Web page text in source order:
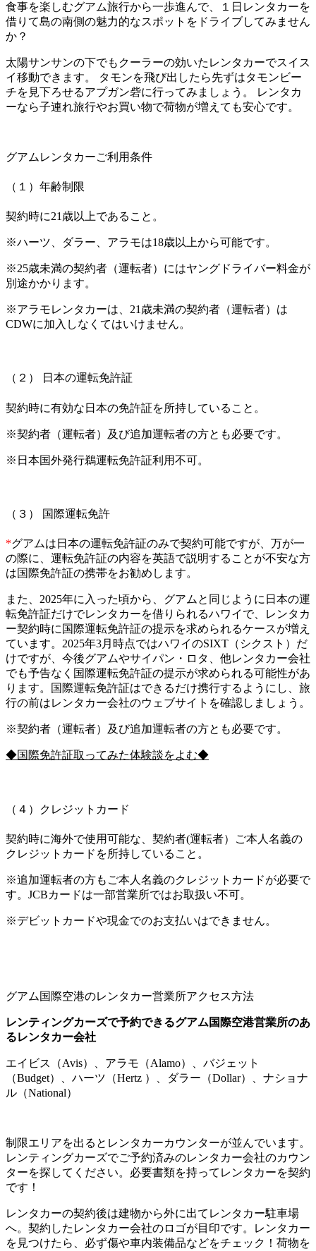
食事を楽しむグアム旅行から一歩進んで、１日レンタカーを
借りて島の南側の魅力的なスポットをドライブしてみません
か？
太陽サンサンの下でもクーラーの効いたレンタカーでスイス
イ移動できます。 タモンを飛び出したら先ずはタモンビー
チを見下ろせるアプガン砦に行ってみましょう。 レンタカ
ーなら子連れ旅行やお買い物で荷物が増えても安心です。
グアムレンタカーご利用条件
（１）年齢制限
契約時に21歳以上であること。
※ハーツ、ダラー、アラモは18歳以上から可能です。
※25歳未満の契約者（運転者）にはヤングドライバー料金が
別途かかります。
※アラモレンタカーは、21歳未満の契約者（運転者）は
CDWに加入しなくてはいけません。
（２） 日本の運転免許証
契約時に有効な日本の免許証を所持していること。
※契約者（運転者）及び追加運転者の方とも必要です。
※日本国外発行鵜運転免許証利用不可。
（３） 国際運転免許
*グアムは日本の運転免許証のみで契約可能ですが、万が一
の際に、運転免許証の内容を英語で説明することが不安な方
は国際免許証の携帯をお勧めします。
また、2025年に入った頃から、グアムと同じように日本の運
転免許証だけでレンタカーを借りられるハワイで、レンタカ
ー契約時に国際運転免許証の提示を求められるケースが増え
ています。2025年3月時点ではハワイのSIXT（シクスト）だ
けですが、今後グアムやサイパン・ロタ、他レンタカー会社
でも予告なく国際運転免許証の提示が求められる可能性があ
ります。国際運転免許証はできるだけ携行するようにし、旅
行の前はレンタカー会社のウェブサイトを確認しましょう。
※契約者（運転者）及び追加運転者の方とも必要です。
◆国際免許証取ってみた体験談をよむ◆
（４）クレジットカード
契約時に海外で使用可能な、契約者(運転者）ご本人名義の
クレジットカードを所持していること。
※追加運転者の方もご本人名義のクレジットカードが必要で
す。JCBカードは一部営業所ではお取扱い不可。
※デビットカードや現金でのお支払いはできません。
グアム国際空港のレンタカー営業所アクセス方法
レンティングカーズで予約できるグアム国際空港営業所のあ
るレンタカー会社
エイビス（Avis）、アラモ（Alamo）、バジェット
（Budget）、ハーツ（Hertz ）、ダラー（Dollar）、ナショナ
ル（National）
制限エリアを出るとレンタカーカウンターが並んでいます。
レンティングカーズでご予約済みのレンタカー会社のカウン
ターを探してください。必要書類を持ってレンタカーを契約
です！
レンタカーの契約後は建物から外に出てレンタカー駐車場
へ。契約したレンタカー会社のロゴが目印です。レンタカー
を見つけたら、必ず傷や車内装備品などをチェック！荷物を